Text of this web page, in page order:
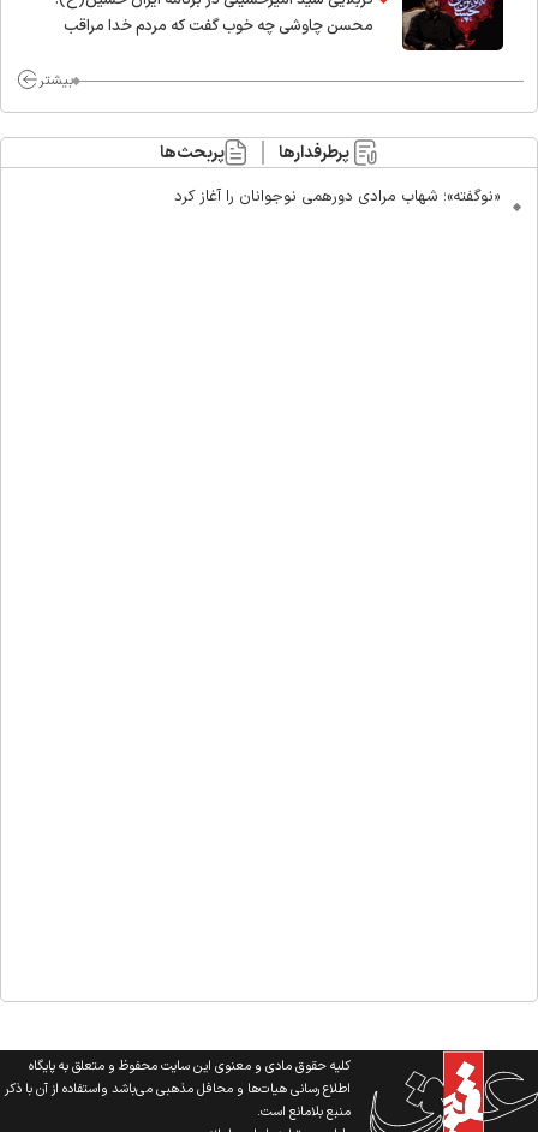
محسن چاوشی چه خوب گفت که مردم خدا مراقب
بیشتر
پرطرفدارها پربحث‌ها
«نوگفته»؛ شهاب مرادی دورهمی نوجوانان را آغاز کرد
کلیه حقوق مادی و معنوی این سایت محفوظ و متعلق به پایگاه
اطلاع رسانی هیات‌ها و محافل مذهبی می‌باشد واستفاده از آن با ذکر
منبع بلامانع است.